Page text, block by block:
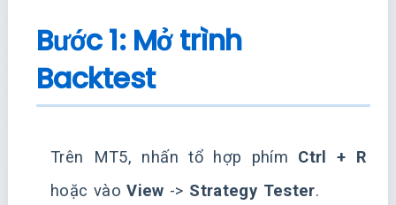
Bước 1: Mở trình
Backtest
Trên MT5, nhấn tổ hợp phím Ctrl + R
hoặc vàoView -> Strategy Tester.